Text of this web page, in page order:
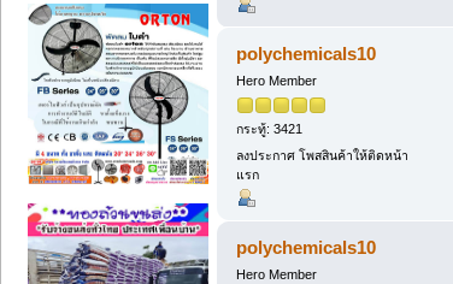
polychemicals10
Hero Member
กระทู้: 3421
ลงประกาศ โพสสินค้าให้ติดหน้า
แรก
polychemicals10
Hero Member